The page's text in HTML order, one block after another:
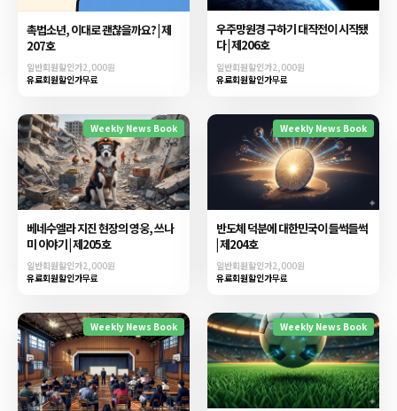
촉법소년, 이대로 괜찮을까요? | 제
207호
일반회원할인가2,000원
유료회원할인가무료
우주망원경 구하기 대작전이 시작됐
다 | 제206호
일반회원할인가2,000원
유료회원할인가무료
Weekly News Book
베네수엘라 지진 현장의 영웅, 쓰나
미 이야기 | 제205호
일반회원할인가2,000원
유료회원할인가무료
Weekly News Book
반도체 덕분에 대한민국이 들썩들썩
| 제204호
일반회원할인가2,000원
유료회원할인가무료
Weekly News Book Weekly News Book